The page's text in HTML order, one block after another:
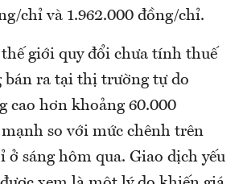
chỉ và 1.962.000 đồng/chỉ.
thế giới quy đổi chưa tính thuế
bán ra tại thị trường tự do
cao hơn khoảng 60.000
so với mức chênh trên
ở sáng hôm qua. Giao dịch yếu